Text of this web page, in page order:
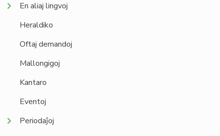
En aliaj lingvoj
Heraldiko
Oftaj demandoj
Mallongigoj
Kantaro
Eventoj
Periodaĵoj